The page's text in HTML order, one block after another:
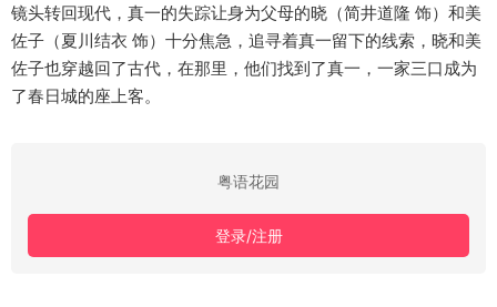
镜头转回现代，真一的失踪让身为父母的晓（简井道隆 饰）和美
佐子（夏川结衣 饰）十分焦急，追寻着真一留下的线索，晓和美
佐子也穿越回了古代，在那里，他们找到了真一，一家三口成为
了春日城的座上客。
粤语花园
登录/注册